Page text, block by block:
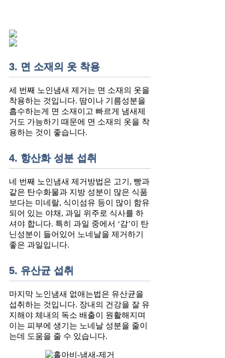
3. 면 소재의 옷 착용
세 번째 노인냄새 제거는 면 소재의 옷을
착용하는 것입니다. 땀이나 기름성분을
흡수하는게 면 소재이고 빠르게 냄새제
거도 가능하기 때문에 면 소재의 옷을 착
용하는 것이 좋습니다.
4. 항산화 성분 섭취
네 번째 노인냄새 제거방법은 고기, 빵과
같은 탄수화물과 지방 성분이 많은 식품
보다는 미네랄, 식이섬유 등이 많이 함유
되어 있는 야채, 과일 위주로 식사를 하
셔야 합니다. 특히 과일 중에서 ‘감’이 탄
닌성분이 들어있어 노네날을 제거하기
좋은 과일입니다.
5. 유산균 섭취
마지막 노인냄새 없애는법은 유산균을
섭취하는 것입니다. 장내의 건강을 잘 유
지해야 체내의 독소 배출이 원활해지며
이는 피부에 생기는 노네날 성분을 줄이
는데 도움을 줄 수 있습니다.